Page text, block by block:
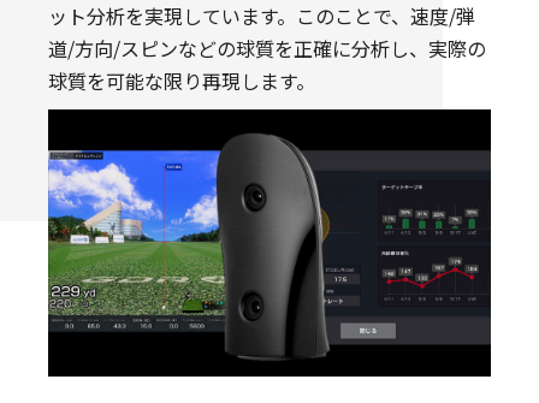
ット分析を実現しています。このことで、速度/弾
道/方向/スピンなどの球質を正確に分析し、実際の
球質を可能な限り再現します。